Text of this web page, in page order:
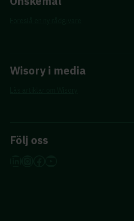
Wisory i media
Följ oss